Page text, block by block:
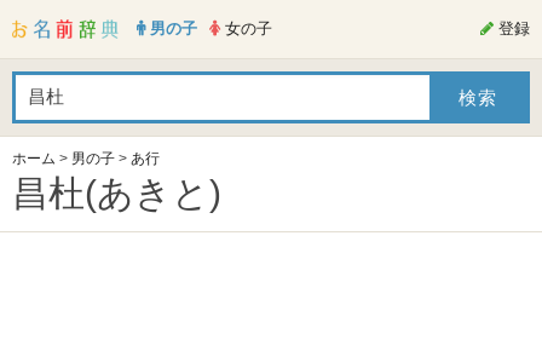
男の子 女の子 登録
ホーム > 男の子 > あ行
昌杜(あきと)